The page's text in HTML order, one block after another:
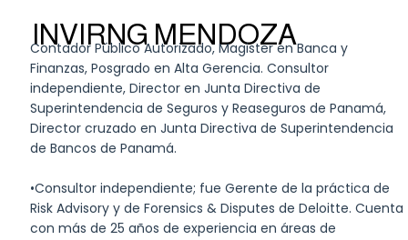
INVIRNG MENDOZA
Contador Público Autorizado, Magister en Banca y
Finanzas, Posgrado en Alta Gerencia. Consultor
independiente, Director en Junta Directiva de
Superintendencia de Seguros y Reaseguros de Panamá,
Director cruzado en Junta Directiva de Superintendencia
de Bancos de Panamá.
•Consultor independiente; fue Gerente de la práctica de
Risk Advisory y de Forensics & Disputes de Deloitte. Cuenta
con más de 25 años de experiencia en áreas de